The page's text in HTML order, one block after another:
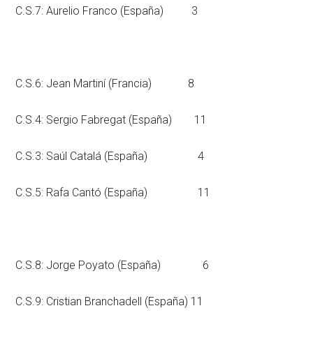
C.S.7: Aurelio Franco (España) 3
C.S.6: Jean Martiní (Francia) 8
C.S.4: Sergio Fabregat (España) 11
C.S.3: Saúl Catalá (España) 4
C.S.5: Rafa Cantó (España) 11
C.S.8: Jorge Poyato (España) 6
C.S.9: Cristian Branchadell (España) 11